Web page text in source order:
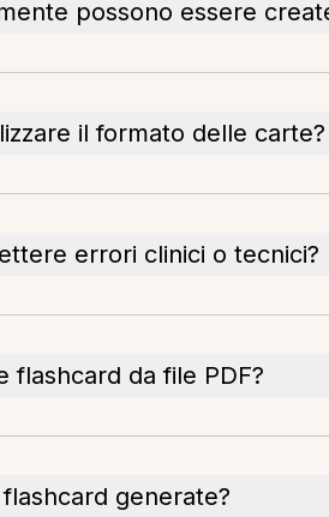
possono essere
il formato delle carte?
errori clinici o tecnici?
flashcard da file PDF?
generate?